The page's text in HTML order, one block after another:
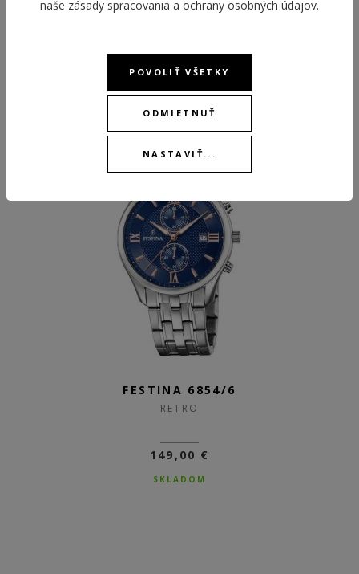
ODPORÚČANÉ PRODUKTY
FESTINA 6854/6
RETRO
149,00 €
SKLADOM
-30 %
FESTINA 20572/4
RETRO
99,00 €
naše zásady spracovania a ochrany osobných údajov.
POVOLIŤ VŠETKY
ODMIETNUŤ
NASTAVIŤ...